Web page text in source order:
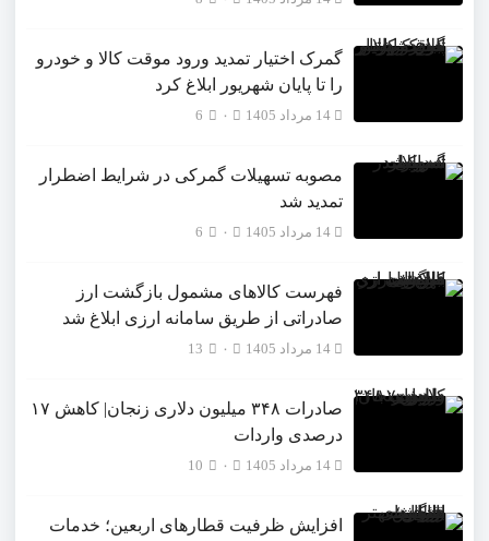
گمرک اختیار تمدید ورود موقت کالا و خودرو
را تا پایان شهریور ابلاغ کرد
14 مرداد 1405 6
مصوبه تسهیلات گمرکی در شرایط اضطرار
تمدید شد
14 مرداد 1405 6
فهرست کالاهای مشمول بازگشت ارز
صادراتی از طریق سامانه ارزی ابلاغ شد
14 مرداد 1405 13
صادرات ۳۴۸ میلیون دلاری زنجان| ‌کاهش ۱۷
درصدی واردات
14 مرداد 1405 10
افزایش ظرفیت قطارهای اربعین؛ خدمات